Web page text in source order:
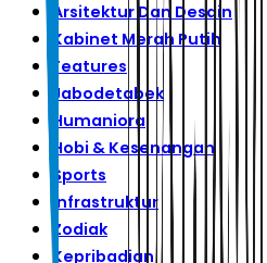
Arsitektur Dan Desain
Kabinet Merah Putih
Features
Jabodetabek
Humaniora
Hobi & Kesenangan
Sports
Infrastruktur
Zodiak
Kepribadian